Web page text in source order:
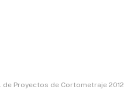
de Proyectos de Cortometraje 2012